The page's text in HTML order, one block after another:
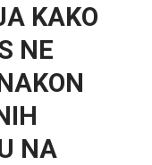
KAKO
NE
NA